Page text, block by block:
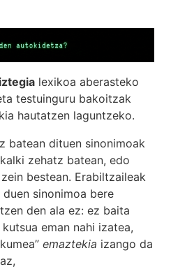
lexikoa aberasteko
testuinguru bakoitzak
hautatzen laguntzeko.
batean dituen sinonimoak
zehatz batean, edo
bestean. Erabiltzaileak
sinonimoa bere
den ala ez: ez baita
eman nahi izatea,
emaztekia izango da